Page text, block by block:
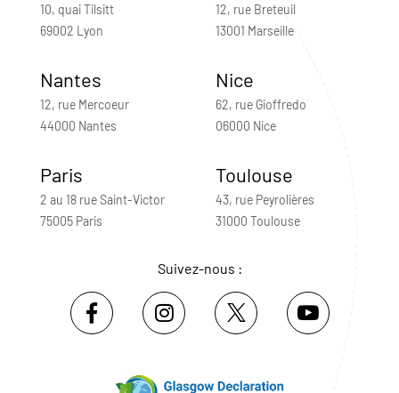
10, quai Tilsitt
69002 Lyon
12, rue Breteuil
13001 Marseille
Nantes
12, rue Mercoeur
44000 Nantes
Nice
62, rue Gioffredo
06000 Nice
Paris
2 au 18 rue Saint-Victor
75005 Paris
Toulouse
43, rue Peyrolières
31000 Toulouse
Suivez-nous :